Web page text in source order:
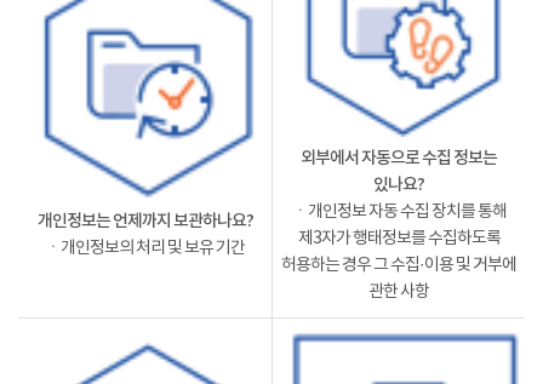
개인정보는 언제까지 보관하나요?
ㆍ개인정보의 처리 및 보유 기간
외부에서 자동으로 수집 정보는
있나요?
ㆍ개인정보 자동 수집 장치를 통해
제3자가 행태정보를 수집하도록
허용하는 경우 그 수집·이용 및 거부에
관한 사항